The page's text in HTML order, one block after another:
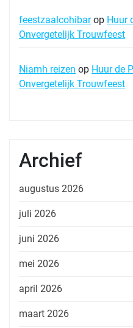
feestzaalcohibarop Huur
Onvergetelijk Trouwfeest
Niamh reizen op Huur de
Onvergetelijk Trouwfeest
Archief
augustus 2026
juli 2026
juni 2026
mei 2026
april 2026
maart 2026